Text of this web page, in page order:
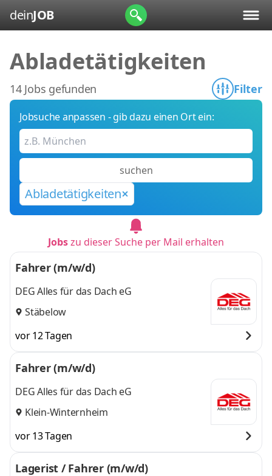
deinJOB
Abladetätigkeiten
14 Jobs gefunden Filter
Jobsuche anpassen - gib dazu einen Ort ein:
suchen
Abladetätigkeiten
Jobszu dieser Suche per Mail erhalten
Fahrer (m/w/d)
DEG Alles für das Dach eG
Stäbelow
vor 12 Tagen
Fahrer (m/w/d)
DEG Alles für das Dach eG
Klein-Winternheim
vor 13 Tagen
Lagerist / Fahrer (m/w/d)